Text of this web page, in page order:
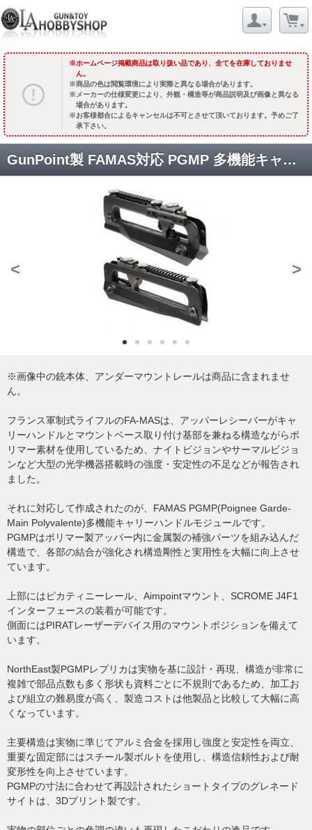
ホームページ掲載商品は取り扱い品であり、全てを在庫しておりませ
ん。
商品の色は閲覧環境により実際と異なる場合があります。
メーカーの仕様変更により、外観・構造等が商品説明及び画像と異なる
場合があります。
お客様都合によるキャンセルは不可とさせて頂いております。予めご了
承下さい。
GunPoint製 FAMAS対応 PGMP 多機能キャリーハンドルモジュール [NEA-KIT-013] [取寄][残り僅か]
< >
※画像中の銃本体、アンダーマウントレールは商品に含まれませ
ん。
フランス軍制式ライフルのFA-MASは、アッパーレシーバーがキャ
リーハンドルとマウントベース取り付け基部を兼ねる構造ながらポ
リマー素材を使用しているため、ナイトビジョンやサーマルビジョ
ンなど大型の光学機器搭載時の強度・安定性の不足などが報告され
ました。
それに対応して作成されたのが、FAMAS PGMP(Poignee Garde-
Main Polyvalente)多機能キャリーハンドルモジュールです。
PGMPはポリマー製アッパー内に金属製の補強パーツを組み込んだ
構造で、各部の結合が強化され構造剛性と実用性を大幅に向上させ
ています。
上部にはピカティニーレール、Aimpointマウント、SCROME J4F1
インターフェースの装着が可能です。
側面にはPIRATレーザーデバイス用のマウントポジションを備えて
います。
NorthEast製PGMPレプリカは実物を基に設計・再現、構造が非常に
複雑で部品点数も多く形状も資料ごとに不規則であるため、加工お
よび組立の難易度が高く、製造コストは他製品と比較して大幅に高
くなっています。
主要構造は実物に準じてアルミ合金を採用し強度と安定性を両立、
重要な固定部にはスチール製ボルトを使用し、構造信頼性および耐
変形性を向上させています。
PGMPの寸法に合わせて再設計されたショートタイプのグレネード
サイトは、3Dプリント製です。